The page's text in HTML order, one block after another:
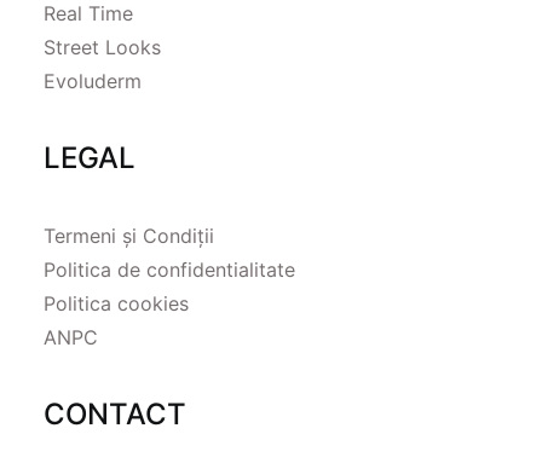
Real Time
Street Looks
Evoluderm
LEGAL
Termeni și Condiții
Politica de confidentialitate
Politica cookies
ANPC
CONTACT